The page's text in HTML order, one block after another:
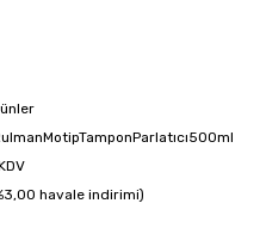
havale indirimi)